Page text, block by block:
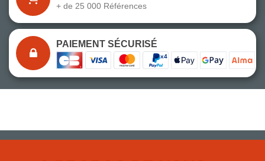
+ de 25 000 Références
PAIEMENT SÉCURISÉ